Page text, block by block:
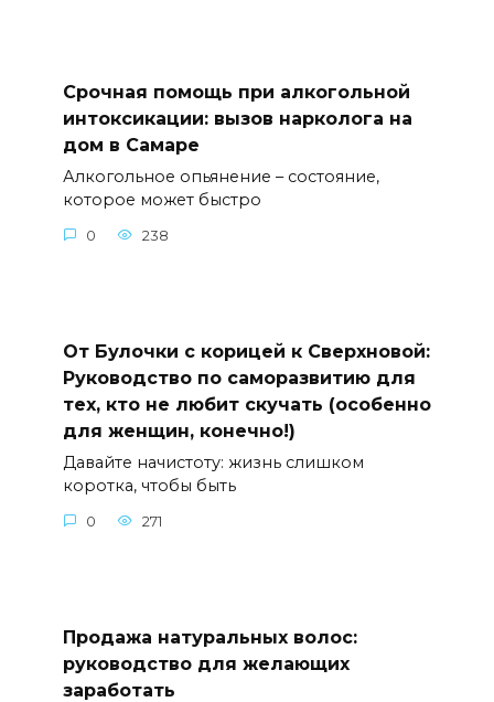
Срочная помощь при алкогольной
интоксикации: вызов нарколога на
дом в Самаре
Алкогольное опьянение – состояние,
которое может быстро
0 238
От Булочки с корицей к Сверхновой:
Руководство по саморазвитию для
тех, кто не любит скучать (особенно
для женщин, конечно!)
Давайте начистоту: жизнь слишком
коротка, чтобы быть
0 271
Продажа натуральных волос:
руководство для желающих
заработать